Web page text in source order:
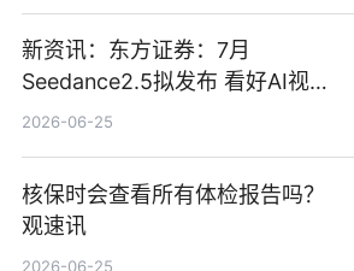
新资讯：东方证券：7月
Seedance2.5拟发布 看好AI视频
创作工作流进一步提效
2026-06-25
核保时会查看所有体检报告吗？
观速讯
2026-06-25